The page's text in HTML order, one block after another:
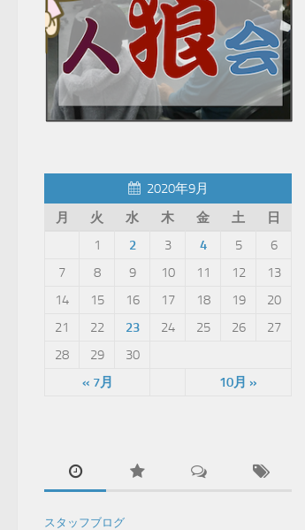
2020年9月
月
火 水 木 金 土 日
« 7月 10月 »
1 2 3 4 5
6
7
8 9 10 11 12
13
14
15 16 17 18 19
20
21
22 23 24 25 26
27
28
29 30
スタッフブログ